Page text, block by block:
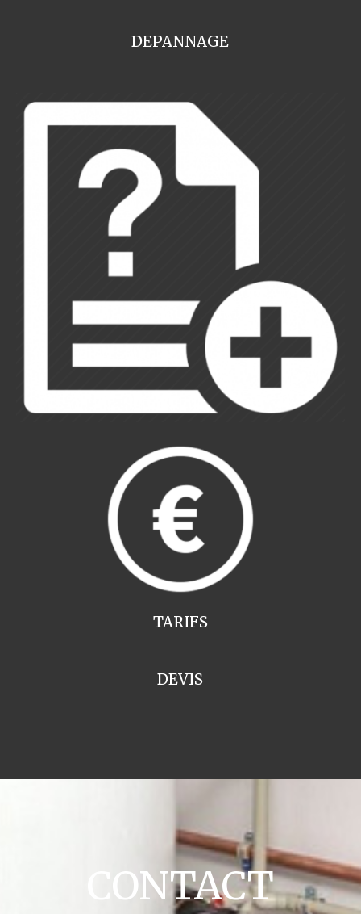
DEPANNAGE
TARIFS
DEVIS
CONTACT